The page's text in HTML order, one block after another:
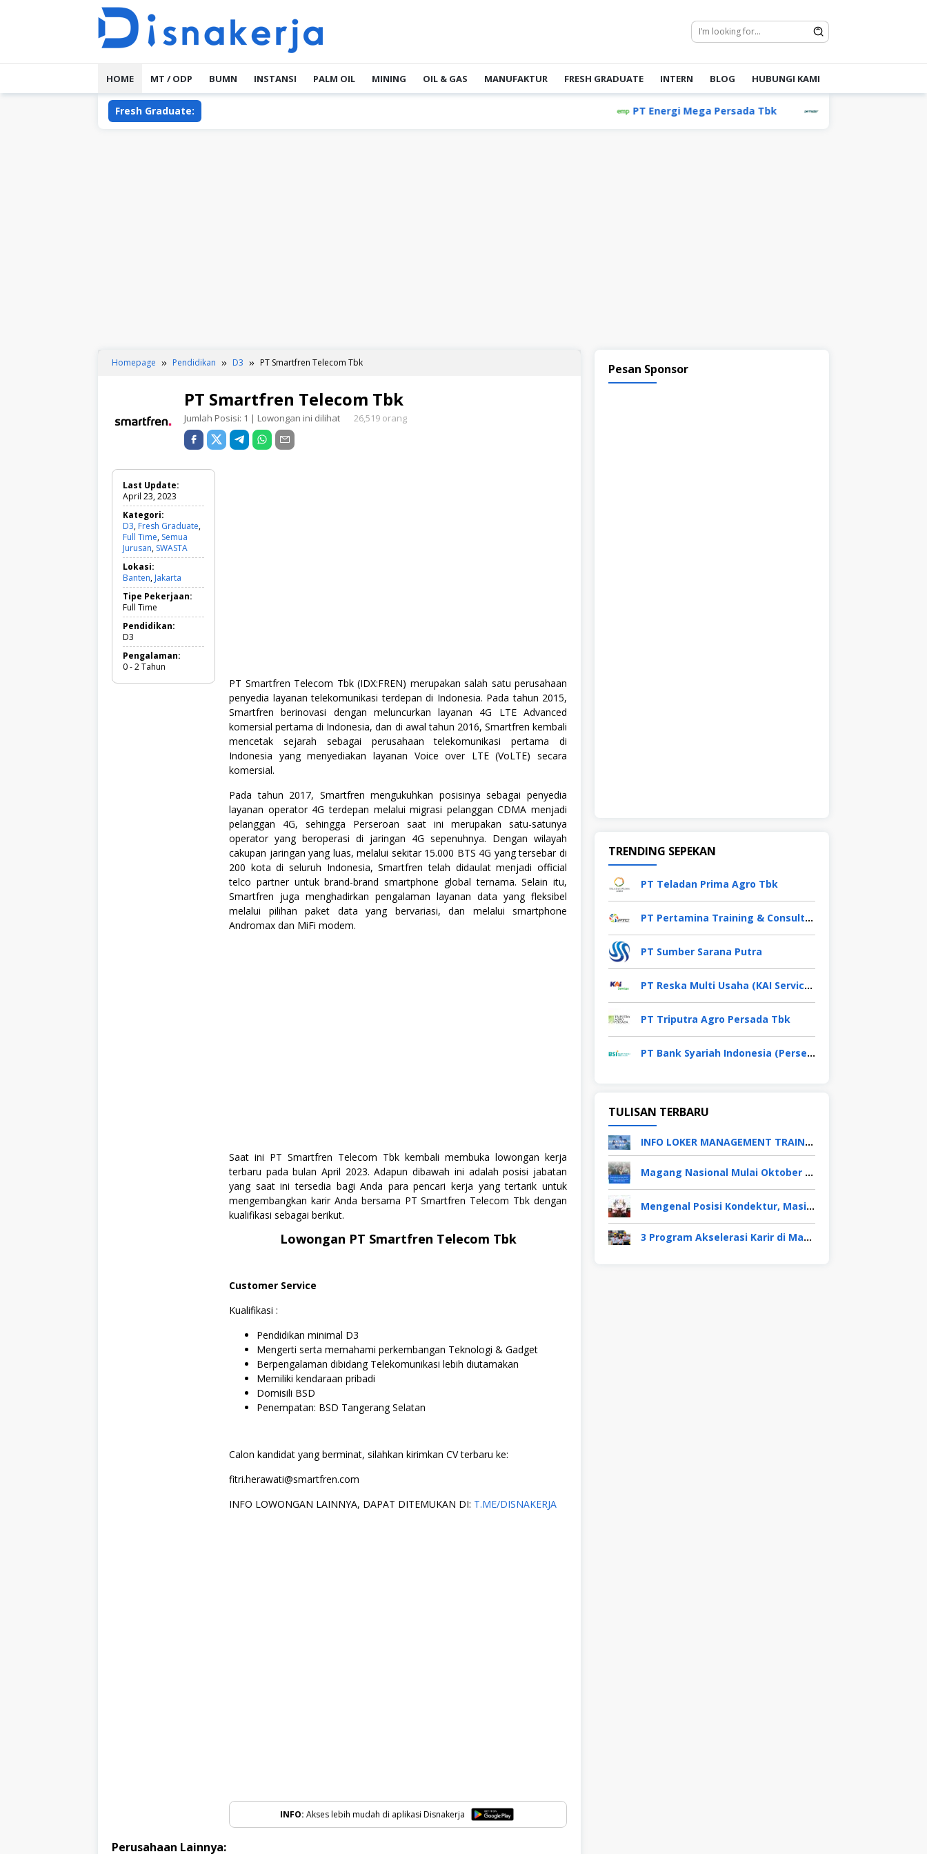
HOME MT / ODP BUMN INSTANSI PALM OIL MINING OIL & GAS MANUFAKTUR FRESH GRADUATE INTERN BLOG HUBUNGI KAMI
Fresh Graduate: PT Energi Mega Persada Tbk Permata Group
Homepage Pendidikan D3 PT Smartfren Telecom Tbk
PT Smartfren Telecom Tbk
Jumlah Posisi: 1 | Lowongan ini dilihat 26,519 orang
Last Update:
April 23, 2023
Kategori:
D3, Fresh Graduate,
Full Time, Semua
Jurusan, SWASTA
3
r
e
s
r
u
Lokasi:
Banten, Jakarta
Tipe Pekerjaan:
Full Time
Pendidikan:
D3
Pengalaman:
0 - 2 Tahun
PT Smartfren Telecom Tbk (IDX:FREN) merupakan salah satu perusahaan
penyedia layanan telekomunikasi terdepan di Indonesia. Pada tahun 2015,
Smartfren berinovasi dengan meluncurkan layanan 4G LTE Advanced
komersial pertama di Indonesia, dan di awal tahun 2016, Smartfren kembali
mencetak sejarah sebagai perusahaan telekomunikasi pertama di
Indonesia yang menyediakan layanan Voice over LTE (VoLTE) secara
komersial.
Pada tahun 2017, Smartfren mengukuhkan posisinya sebagai penyedia
layanan operator 4G terdepan melalui migrasi pelanggan CDMA menjadi
pelanggan 4G, sehingga Perseroan saat ini merupakan satu-satunya
operator yang beroperasi di jaringan 4G sepenuhnya. Dengan wilayah
cakupan jaringan yang luas, melalui sekitar 15.000 BTS 4G yang tersebar di
200 kota di seluruh Indonesia, Smartfren telah didaulat menjadi official
telco partner untuk brand-brand smartphone global ternama. Selain itu,
Smartfren juga menghadirkan pengalaman layanan data yang fleksibel
melalui pilihan paket data yang bervariasi, dan melalui smartphone
Andromax dan MiFi modem.
Saat ini PT Smartfren Telecom Tbk kembali membuka lowongan kerja
terbaru pada bulan April 2023. Adapun dibawah ini adalah posisi jabatan
yang saat ini tersedia bagi Anda para pencari kerja yang tertarik untuk
mengembangkan karir Anda bersama PT Smartfren Telecom Tbk dengan
kualifikasi sebagai berikut.
Lowongan PT Smartfren Telecom Tbk
Customer Service
Kualifikasi :
Pendidikan minimal D3
Mengerti serta memahami perkembangan Teknologi & Gadget
Berpengalaman dibidang Telekomunikasi lebih diutamakan
Memiliki kendaraan pribadi
Domisili BSD
Penempatan: BSD Tangerang Selatan
Calon kandidat yang berminat, silahkan kirimkan CV terbaru ke:
fitri.herawati@smartfren.com
INFO LOWONGAN LAINNYA, DAPAT DITEMUKAN DI: T.ME/DISNAKERJA
INFO: Akses lebih mudah di aplikasi Disnakerja
Perusahaan Lainnya:
Pesan Sponsor
TRENDING SEPEKAN
PT Teladan Prima Agro Tbk
PT Pertamina Training & Consulting (PTC)
PT Sumber Sarana Putra
PT Reska Multi Usaha (KAI Services)
PT Triputra Agro Persada Tbk
PT Bank Syariah Indonesia (Persero) Tbk
TULISAN TERBARU
INFO LOKER MANAGEMENT TRAINEE APRIL 2026
Magang Nasional Mulai Oktober 2025, Fresh Graduate Dapat Gaji UMP Selama 6 Bulan
Mengenal Posisi Kondektur, Masinis, Asisten PPKA, Pemeliharaan Sarana dan Prasarana, Polsuska (Polisi Khusus Kereta Api), di PT KAI
3 Program Akselerasi Karir di Mayora Group. Apa Saja? Berikut Penjelasannya